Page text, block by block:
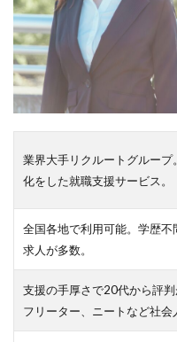
業界大手リクルートグルー
化をした就職支援サービス。
全国各地で利用可能。学歴
求人が多数。
支援の手厚さで20代から評判
フリーター、ニートなど社会